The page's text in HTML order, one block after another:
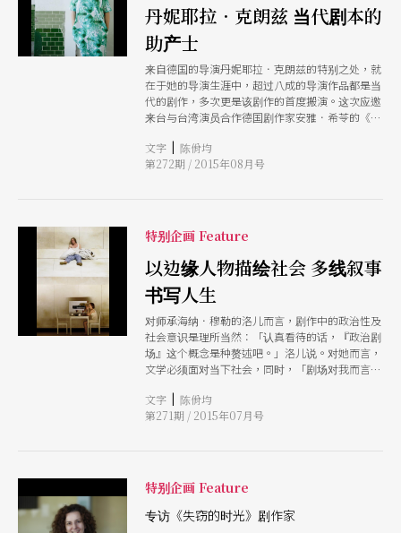
丹妮耶拉．克朗兹 当代剧本的
助产士
来自德国的导演丹妮耶拉．克朗兹的特别之处，就
在于她的导演生涯中，超过八成的导演作品都是当
代的剧作，多次更是该剧作的首度搬演。这次应邀
来台与台湾演员合作德国剧作家安雅．希苓的《雨
的特质，她说：「我的戏很仰赖演员在舞台上对自
己的认知，还有他们在台上以什么方式建立一个世
文字 | 陈佾均
第272期 / 2015年08月号
特别企画 Feature
以边缘人物描绘社会 多线叙事
书写人生
对师承海纳．穆勒的洛儿而言，剧作中的政治性及
社会意识是理所当然：「认真看待的话，『政治剧
场』这个概念是种赘述吧。」洛儿说。对她而言，
文学必须面对当下社会，同时，「剧场对我而言是
掌握剧作家的武器语言，以出乎意料的叙事与人物
对社会提问。
文字 | 陈佾均
第271期 / 2015年07月号
特别企画 Feature
专访《失窃的时光》剧作家